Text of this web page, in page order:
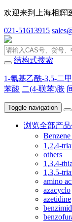
欢迎来到上海相辉
021-51613915
结构式搜索
1-氰基乙酰-3,5-二
苯酸 二(4-联苯)胺
Toggle navigation
浏览全部产
1,2,4-
others
1,3,4-
1,3,5-
amino
azacyclo
azetidine